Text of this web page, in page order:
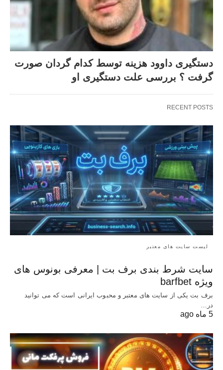
دستگیری داوود هزینه توسط کدام گردان صورت
گرفت ؟ بررسی علت دستگیری او
RECENT POSTS
لیست سایت های معتبر
سایت شرط بندی برف بت | معرفی بونوس‌ های
ویژه barfbet
برف بت یکی از سایت های معتبر و محبوب ایرانی است که می توانید
در…
5 ماه ago